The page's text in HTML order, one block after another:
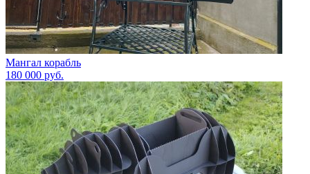
Мангал корабль
180 000 руб.